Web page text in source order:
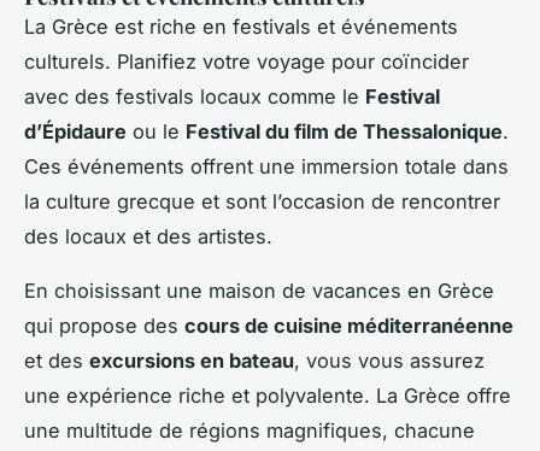
La Grèce est riche en festivals et événements
culturels. Planifiez votre voyage pour coïncider
avec des festivals locaux comme le Festival
d’Épidaure ou le Festival du film de Thessalonique.
Ces événements offrent une immersion totale dans
la culture grecque et sont l’occasion de rencontrer
des locaux et des artistes.
En choisissant une maison de vacances en Grèce
qui propose des cours de cuisine méditerranéenne
et des excursions en bateau, vous vous assurez
une expérience riche et polyvalente. La Grèce offre
une multitude de régions magnifiques, chacune